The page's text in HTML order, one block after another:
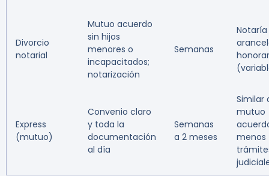
Divorcio
notarial
Mutuo acuerdo
sin hijos
menores o
incapacitados;
notarización
Semanas
Notaría
Express
(mutuo)
Convenio claro
y toda la
documentación
al día
Semanas
a 2 meses
Similar
mutuo
menos